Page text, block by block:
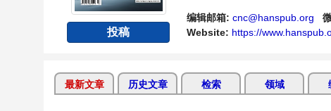
投稿
编辑邮箱: cnc@hanspub.org
Website: https://
最新文章 历史文章 检索 领域